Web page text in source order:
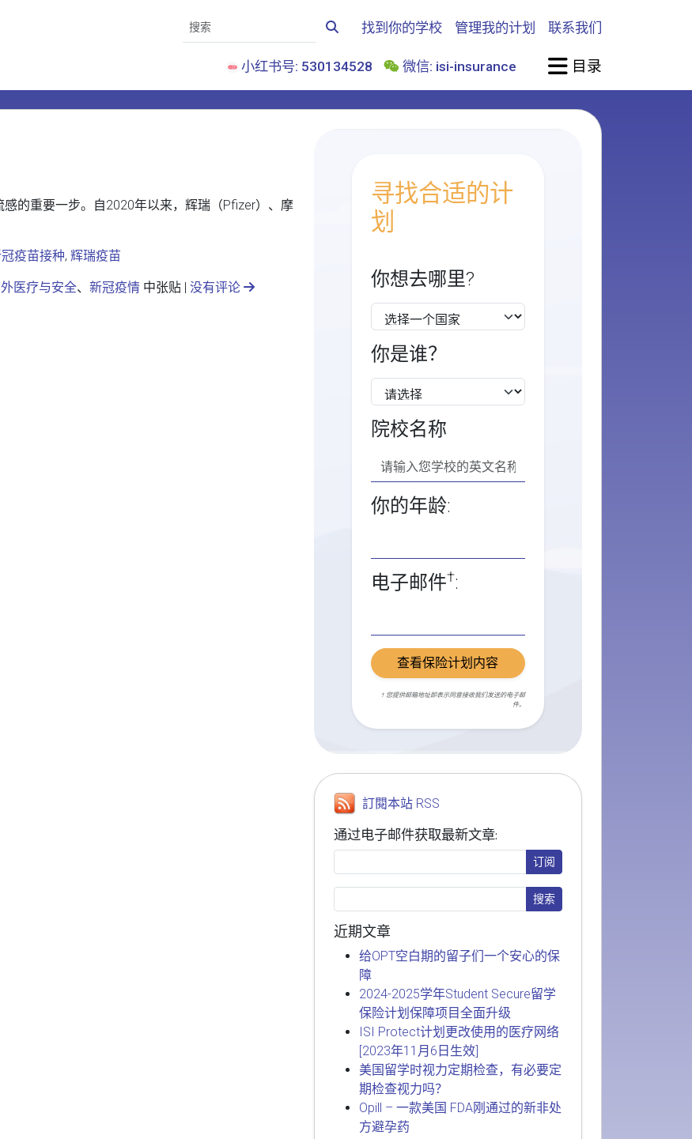
找到你的学校 管理我的计划 联系我们
小红书号: 530134528 微信: isi-insurance 目录
的重要一步。自2020年以来，辉瑞（Pfizer）、摩
疫苗接种, 辉瑞疫苗
医疗与安全、 新冠疫情 中张贴 | 没有评论
寻找合适的计
划
你想去哪里?
你是谁？
院校名称
你的年龄:
电子邮件†:
查看保险计划内容
† 您提供邮箱地址即表示同意接收我们发送的电子邮
件。
訂閱本站 RSS
通过电子邮件获取最新文章:
近期文章
给OPT空白期的留子们一个安心的保
障
2024-2025学年Student Secure留学
保险计划保障项目全面升级
ISI Protect计划更改使用的医疗网络
[2023年11月6日生效]
美国留学时视力定期检查，有必要定
期检查视力吗？
Opill – 一款美国 FDA刚通过的新非处
方避孕药